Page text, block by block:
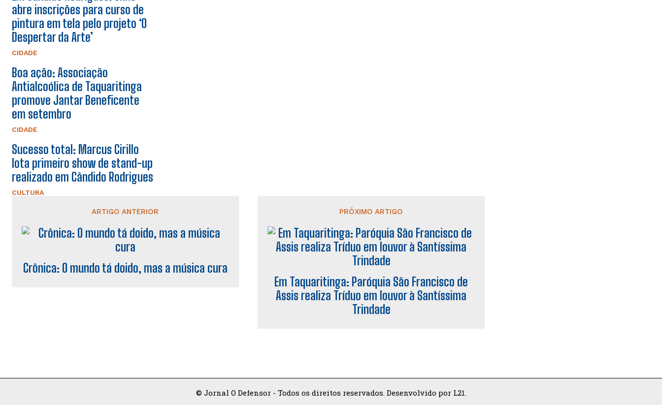
abre inscrições para curso de
pintura em tela pelo projeto ‘O
Despertar da Arte’
CIDADE
Boa ação: Associação
Antialcoólica de Taquaritinga
promove Jantar Beneficente
em setembro
CIDADE
Sucesso total: Marcus Cirillo
lota primeiro show de stand-up
realizado em Cândido Rodrigues
CULTURA
ARTIGO ANTERIOR
Crônica: O mundo tá doido, mas a música cura
PRÓXIMO ARTIGO
Em Taquaritinga: Paróquia São Francisco de
Assis realiza Tríduo em louvor à Santíssima
Trindade
© Jornal O Defensor - Todos os direitos reservados. Desenvolvido por L21.